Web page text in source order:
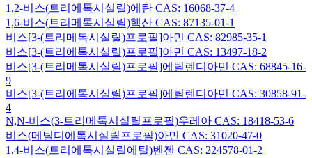
1,2-비스(트리에톡시실릴)에탄 CAS: 16068-37-4
1,6-비스(트리메톡시실릴)헥산 CAS: 87135-01-1
비스[3-(트리메톡시실릴)프로필]아민 CAS: 82985-35-1
비스[3-(트리에톡시실릴)프로필]아민 CAS: 13497-18-2
비스[3-(트리메톡시실릴)프로필]에틸렌디아민 CAS: 68845-16-
9
비스[3-(트리에톡시실릴)프로필]에틸렌디아민 CAS: 30858-91-
4
N,N-비스(3-트리메톡시실릴프로필)우레아 CAS: 18418-53-6
비스(메틸디에톡시실릴프로필)아민 CAS: 31020-47-0
1,4-비스(트리에톡시실릴에틸)벤젠 CAS: 224578-01-2